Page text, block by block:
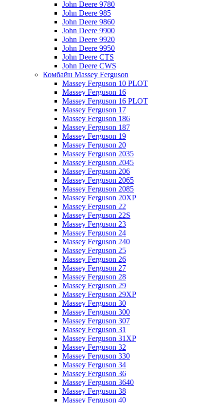
John Deere 9780
John Deere 985
John Deere 9860
John Deere 9900
John Deere 9920
John Deere 9950
John Deere CTS
John Deere CWS
Комбайн Massey Ferguson
Massey Ferguson 10 PLOT
Massey Ferguson 16
Massey Ferguson 16 PLOT
Massey Ferguson 17
Massey Ferguson 186
Massey Ferguson 187
Massey Ferguson 19
Massey Ferguson 20
Massey Ferguson 2035
Massey Ferguson 2045
Massey Ferguson 206
Massey Ferguson 2065
Massey Ferguson 2085
Massey Ferguson 20XP
Massey Ferguson 22
Massey Ferguson 22S
Massey Ferguson 23
Massey Ferguson 24
Massey Ferguson 240
Massey Ferguson 25
Massey Ferguson 26
Massey Ferguson 27
Massey Ferguson 28
Massey Ferguson 29
Massey Ferguson 29XP
Massey Ferguson 30
Massey Ferguson 300
Massey Ferguson 307
Massey Ferguson 31
Massey Ferguson 31XP
Massey Ferguson 32
Massey Ferguson 330
Massey Ferguson 34
Massey Ferguson 36
Massey Ferguson 3640
Massey Ferguson 38
Massey Ferguson 40